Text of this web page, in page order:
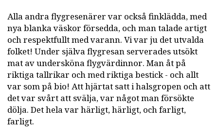
Alla andra flygresenärer var också finklädda, med
nya blanka väskor försedda, och man talade artigt
och respektfullt med varann. Vi var ju det utvalda
folket! Under själva flygresan serverades utsökt
mat av undersköna flygvärdinnor. Man åt på
riktiga tallrikar och med riktiga bestick - och allt
var som på bio! Att hjärtat satt i halsgropen och att
det var svårt att svälja, var något man försökte
dölja. Det hela var härligt, härligt, och farligt,
farligt.